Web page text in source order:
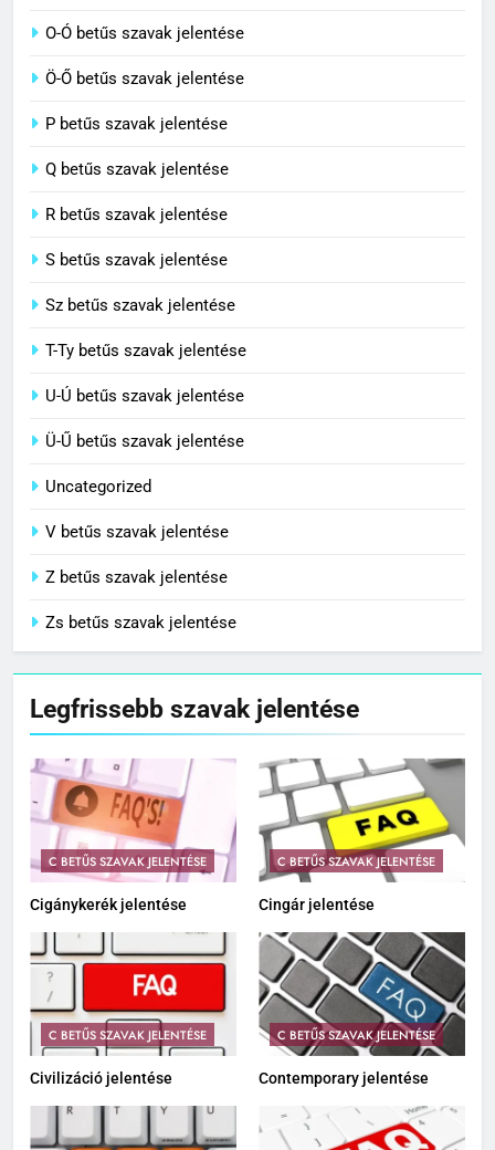
8
Centenárium jelentése
O-Ó betűs szavak jelentése
Ö-Ő betűs szavak jelentése
P betűs szavak jelentése
Q betűs szavak jelentése
R betűs szavak jelentése
S betűs szavak jelentése
Sz betűs szavak jelentése
T-Ty betűs szavak jelentése
U-Ú betűs szavak jelentése
Ü-Ű betűs szavak jelentése
Uncategorized
V betűs szavak jelentése
Z betűs szavak jelentése
Zs betűs szavak jelentése
Legfrissebb szavak jelentése
C BETŰS SZAVAK JELENTÉSE
Cigánykerék jelentése
C BETŰS SZAVAK JELENTÉSE
Cingár jelentése
C BETŰS SZAVAK JELENTÉSE
Civilizáció jelentése
C BETŰS SZAVAK JELENTÉSE
Contemporary jelentése